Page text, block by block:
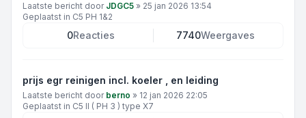
Laatste bericht door JDGC5 » 25 jan 2026 13:54
Geplaatst in C5 PH 1&2
0Reacties 7740Weergaves
prijs egr reinigen incl. koeler , en leiding
Laatste bericht door berno » 12 jan 2026 22:05
Geplaatst in C5 II ( PH 3 ) type X7